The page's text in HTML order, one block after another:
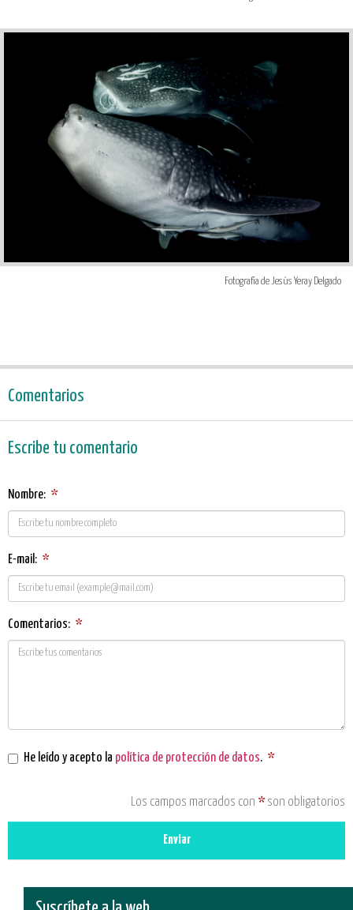
Fotografía de Jesús Yeray Delgado
Comentarios
Escribe tu comentario
Nombre: *
E-mail: *
Comentarios: *
He leído y acepto la política de protección de datos. *
Los campos marcados con * son obligatorios
Enviar